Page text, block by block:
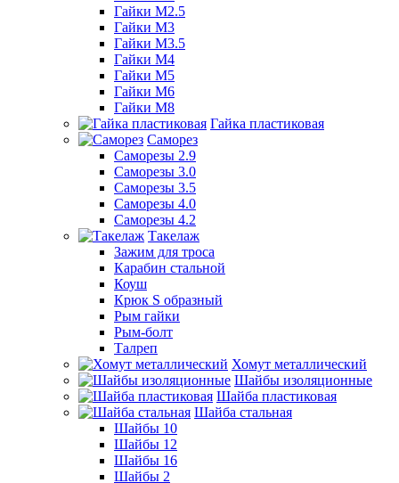
Гайки М2.5
Гайки М3
Гайки М3.5
Гайки М4
Гайки М5
Гайки М6
Гайки М8
Гайка пластиковая
Саморез
Саморезы 2.9
Саморезы 3.0
Саморезы 3.5
Саморезы 4.0
Саморезы 4.2
Такелаж
Зажим для троса
Карабин стальной
Коуш
Крюк S образный
Рым гайки
Рым-болт
Талреп
Хомут металлический
Шайбы изоляционные
Шайба пластиковая
Шайба стальная
Шайбы 10
Шайбы 12
Шайбы 16
Шайбы 2